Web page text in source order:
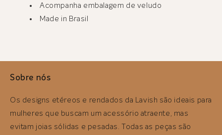
Acompanha embalagem de veludo
Made in Brasil
Sobre nós
Os designs etéreos e rendados da Lavish são ideais para
mulheres que buscam um acessório atraente, mas
evitam joias sólidas e pesadas. Todas as peças são